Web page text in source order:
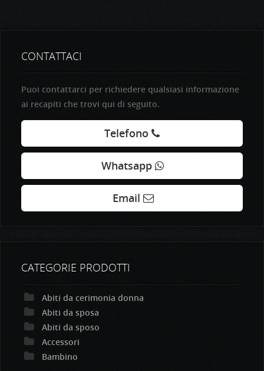
CONTATTACI
Puoi contattarci per richiedere qualsiasi informazione
ai recapiti che trovi qui di seguito.
Telefono
Whatsapp
Email
CATEGORIE PRODOTTI
Abiti da cerimonia donna
Abiti da sposa
Abiti da sposo
Accessori
Bambino